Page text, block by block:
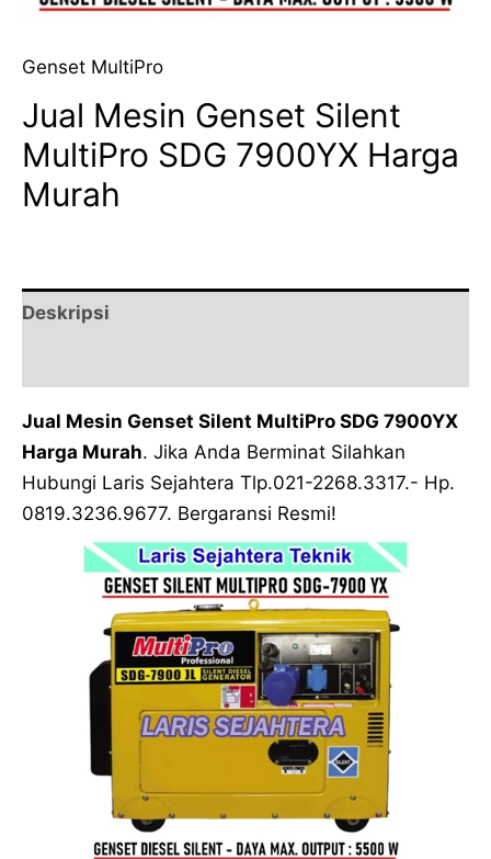
Genset MultiPro
Jual Mesin Genset Silent
MultiPro SDG 7900YX Harga
Murah
Deskripsi
Jual Mesin Genset Silent MultiPro SDG 7900YX
Harga Murah. Jika Anda Berminat Silahkan
Hubungi Laris Sejahtera Tlp.021-2268.3317.- Hp.
0819.3236.9677. Bergaransi Resmi!